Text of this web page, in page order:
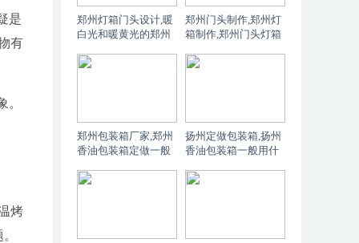
是
有
烤
郑州灯箱门头设计,暖
白光和暖黄光的郑州
下的效果对比
郑州门头制作,郑州灯
箱制作,郑州门头灯箱
光比较好
郑州包装箱厂家,郑州
香油包装箱定做一般
扬州定做包装箱,扬州
香油包装箱一般用什